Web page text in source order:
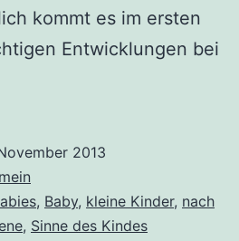
kommt es im ersten
Entwicklungen bei
2013
, Baby, kleine Kinder, nach
, Sinne des Kindes